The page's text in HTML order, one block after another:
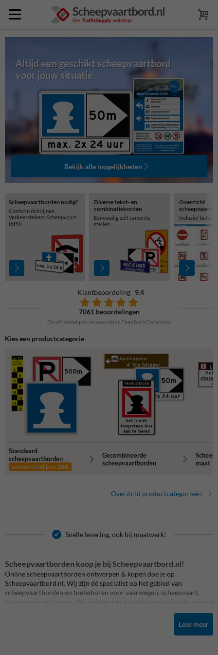
Altijd een geschikt scheepvaartbord
voor jouw situatie
Bekijk alle mogelijkheden
Scheepvaartborden nodig?
Conform richtlijnen
Verkeerstekens Scheepvaart
(BPR)
Diverse tekst- en
combinatieborden
Eenvoudig zelf samen te
stellen
Overzicht
Inclusief
Klantbeoordeling 9.4
7061 beoordelingen
Onafhankelijke reviews door FeedbackCompany
Kies een productcategorie
Standaard
scheepvaartborden
conform richtlijnen 2008
Gecombineerde
scheepvaartborden
maat
Overzicht productcategorieën
Snelle levering, ook bij maatwerk!
Scheepvaartborden koop je bij Scheepvaartbord.nl!
Online scheepvaartborden ontwerpen & kopen doe je op
Scheepvaartbord.nl. Wij zijn dé specialist op het gebied van
scheepvaartborden en toebehoren voor vaarwegen, scheepvaart,
waterwegen en havens. Wij hebben het grootste aanbod en de meeste
scherp geprijsd en snel geleverd. Scheepvaartbord.nl is een onderdeel
Lees meer